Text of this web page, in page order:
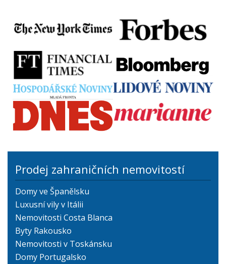
Prodej zahraničních nemovitostí
Domy ve Španělsku
Luxusní vily v Itálii
Nemovitosti Costa Blanca
Byty Rakousko
Nemovitosti v Toskánsku
Domy Portugalsko